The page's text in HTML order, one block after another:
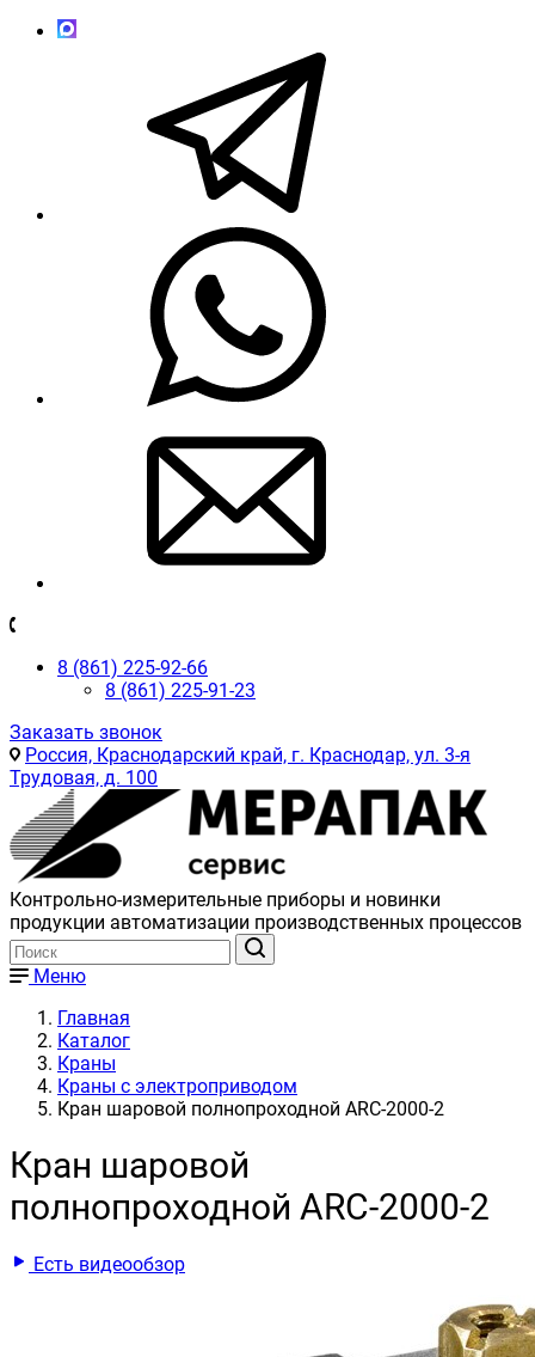
8 (861) 225-92-66
8 (861) 225-91-23
Заказать звонок
Россия, Краснодарский край, г. Краснодар, ул. 3-я
Трудовая, д. 100
Контрольно-измерительные приборы и новинки
продукции автоматизации производственных процессов
Меню
Главная
Каталог
Краны
Краны с электроприводом
Кран шаровой полнопроходной ARC-2000-2
Кран шаровой
полнопроходной ARC-2000-2
Есть видеообзор